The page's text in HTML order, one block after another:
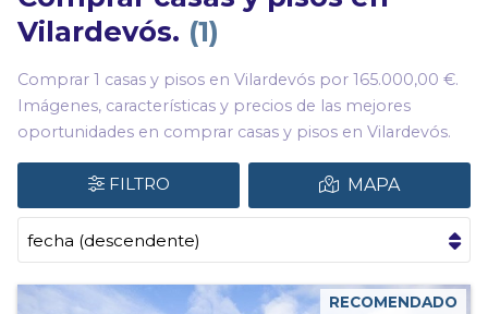
Vilardevós. 1
Comprar 1 casas y pisos en Vilardevós por 165.000,00 €.
Imágenes, características y precios de las mejores
oportunidades en comprar casas y pisos en Vilardevós.
FILTRO MAPA
RECOMENDADO